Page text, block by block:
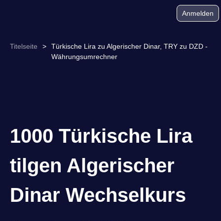
Anmelden
Titelseite >
Türkische Lira zu Algerischer Dinar, TRY zu DZD -
Währungsumrechner
1000 Türkische Lira
tilgen Algerischer
Dinar Wechselkurs